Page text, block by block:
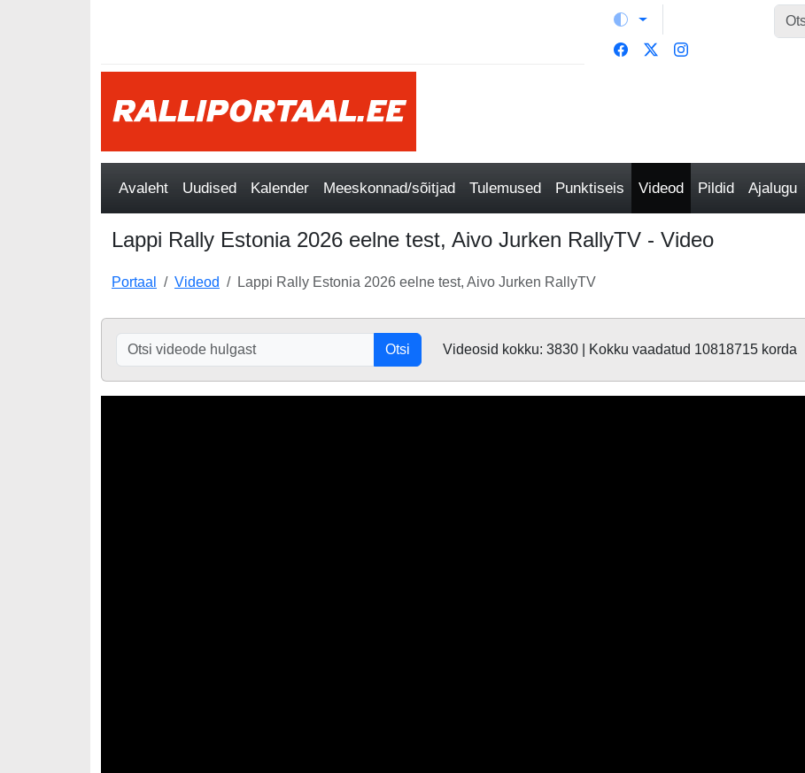
Avaleht Uudised Kalender Meeskonnad/sõitjad Tulemused Punktiseis Videod Pildid Ajalugu
Lappi Rally Estonia 2026 eelne test, Aivo Jurken RallyTV - Video
Portaal Videod Lappi Rally Estonia 2026 eelne test, Aivo Jurken RallyTV
Otsi Videosid kokku: 3830 | Kokku vaadatud 10818715 korda